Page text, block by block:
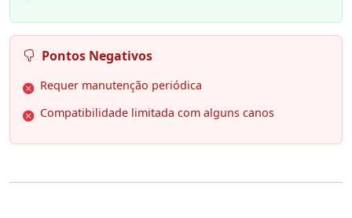
Pontos Negativos
Requer manutenção periódica
Compatibilidade limitada com alguns canos